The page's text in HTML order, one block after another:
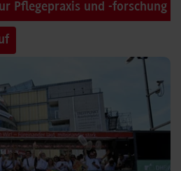
Pflegepraxis und -forschung